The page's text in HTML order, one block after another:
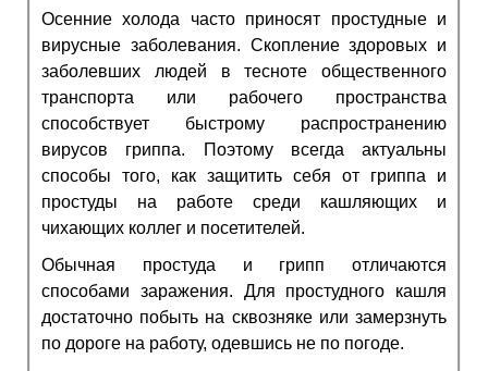
Осенние холода часто приносят простудные и
вирусные заболевания. Скопление здоровых и
заболевших людей в тесноте общественного
транспорта или рабочего пространства
способствует быстрому распространению
вирусов гриппа. Поэтому всегда актуальны
способы того, как защитить себя от гриппа и
простуды на работе среди кашляющих и
чихающих коллег и посетителей.
Обычная простуда и грипп отличаются
способами заражения. Для простудного кашля
достаточно побыть на сквозняке или замерзнуть
по дороге на работу, одевшись не по погоде.